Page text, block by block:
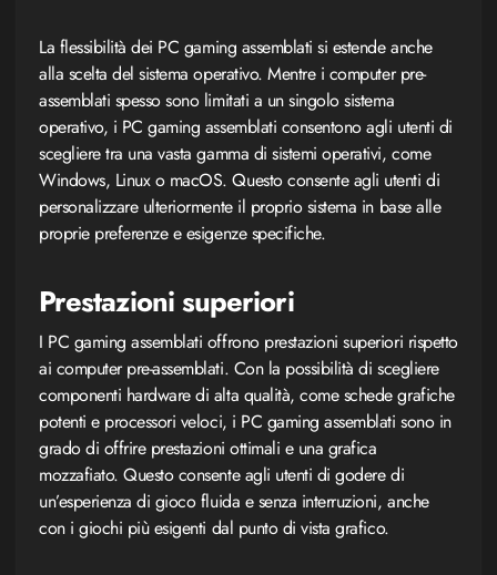
La flessibilità dei PC gaming assemblati si estende anche
alla scelta del sistema operativo. Mentre i computer pre-
assemblati spesso sono limitati a un singolo sistema
operativo, i PC gaming assemblati consentono agli utenti di
scegliere tra una vasta gamma di sistemi operativi, come
Windows, Linux o macOS. Questo consente agli utenti di
personalizzare ulteriormente il proprio sistema in base alle
proprie preferenze e esigenze specifiche.
Prestazioni superiori
I PC gaming assemblati offrono prestazioni superiori rispetto
ai computer pre-assemblati. Con la possibilità di scegliere
componenti hardware di alta qualità, come schede grafiche
potenti e processori veloci, i PC gaming assemblati sono in
grado di offrire prestazioni ottimali e una grafica
mozzafiato. Questo consente agli utenti di godere di
un’esperienza di gioco fluida e senza interruzioni, anche
con i giochi più esigenti dal punto di vista grafico.